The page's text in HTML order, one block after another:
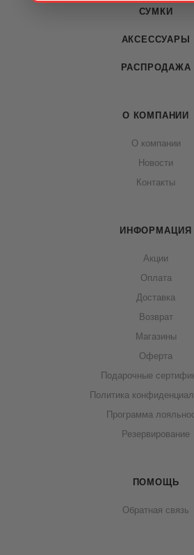
СУМКИ
АКСЕССУАРЫ
РАСПРОДАЖА
О КОМПАНИИ
О компании
Новости
Контакты
ИНФОРМАЦИЯ
Акции
Оплата
Доставка
Возврат
Магазины
Оферта
Подарочные
Политика
Программа
Резервирование
ПОМОЩЬ
Обратная связь